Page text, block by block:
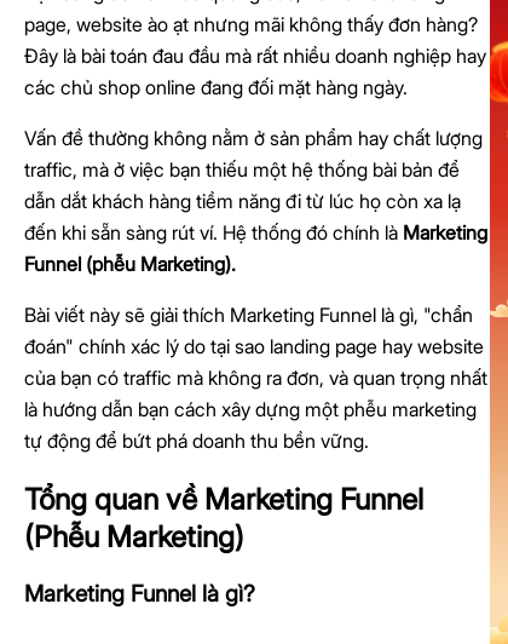
page, website ào ạt nhưng mãi không thấy đơn hàng?
Đây là bài toán đau đầu mà rất nhiều doanh nghiệp hay
các chủ shop online đang đối mặt hàng ngày.
Vấn đề thường không nằm ở sản phẩm hay chất lượng
traffic, mà ở việc bạn thiếu một hệ thống bài bản để
dẫn dắt khách hàng tiềm năng đi từ lúc họ còn xa lạ
đến khi sẵn sàng rút ví. Hệ thống đó chính là Marketing
Funnel (phễu Marketing).
Bài viết này sẽ giải thích Marketing Funnel là gì, "chẩn
đoán" chính xác lý do tại sao landing page hay website
của bạn có traffic mà không ra đơn, và quan trọng nhất
là hướng dẫn bạn cách xây dựng một phễu marketing
tự động để bứt phá doanh thu bền vững.
Tổng quan về Marketing Funnel
(Phễu Marketing)
Marketing Funnel là gì?